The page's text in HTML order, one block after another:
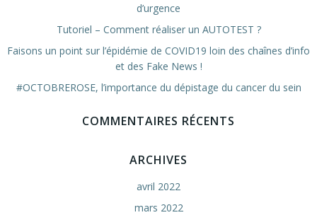
d’urgence
Tutoriel – Comment réaliser un AUTOTEST ?
Faisons un point sur l’épidémie de COVID19 loin des chaînes d’info
et des Fake News !
#OCTOBREROSE, l’importance du dépistage du cancer du sein
COMMENTAIRES RÉCENTS
ARCHIVES
avril 2022
mars 2022